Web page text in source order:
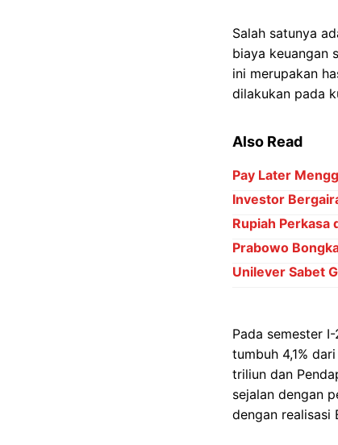
Salah satunya
biaya keuangan
ini merupakan
dilakukan pada
Also Read
Pay Later
Investor
Rupiah Perkasa
Prabowo
Unilever Sabet
Pada semester
tumbuh 4,1%
triliun dan
sejalan dengan
dengan realisasi